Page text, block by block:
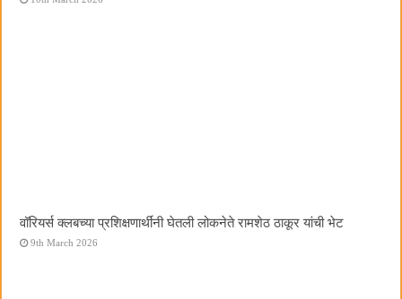
वॉरियर्स क्लबच्या प्रशिक्षणार्थींनी घेतली लोकनेते रामशेठ ठाकूर यांची भेट
9th March 2026